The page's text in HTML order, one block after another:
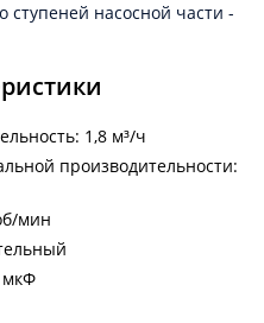
ступеней насосной части -
1,8 м³/ч
производительности:
мин
мкФ